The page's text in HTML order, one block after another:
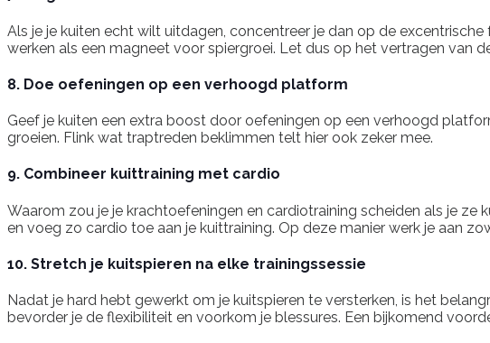
Als je je kuiten echt wilt uitdagen, concentreer je dan op de
werken als een magneet voor spiergroei. Let dus op het vertragen van
8. Doe oefeningen op een verhoogd platform
Geef je kuiten een extra boost door oefeningen op een verhoogd
groeien. Flink wat traptreden beklimmen telt hier ook zeker mee.
9. Combineer kuittraining met cardio
Waarom zou je je krachtoefeningen en cardiotraining scheiden als je
en voeg zo cardio toe aan je kuittraining. Op deze manier werk je aan
10. Stretch je kuitspieren na elke trainingssessie
Nadat je hard hebt gewerkt om je kuitspieren te versterken, is het
bevorder je de flexibiliteit en voorkom je blessures. Een bijkomend